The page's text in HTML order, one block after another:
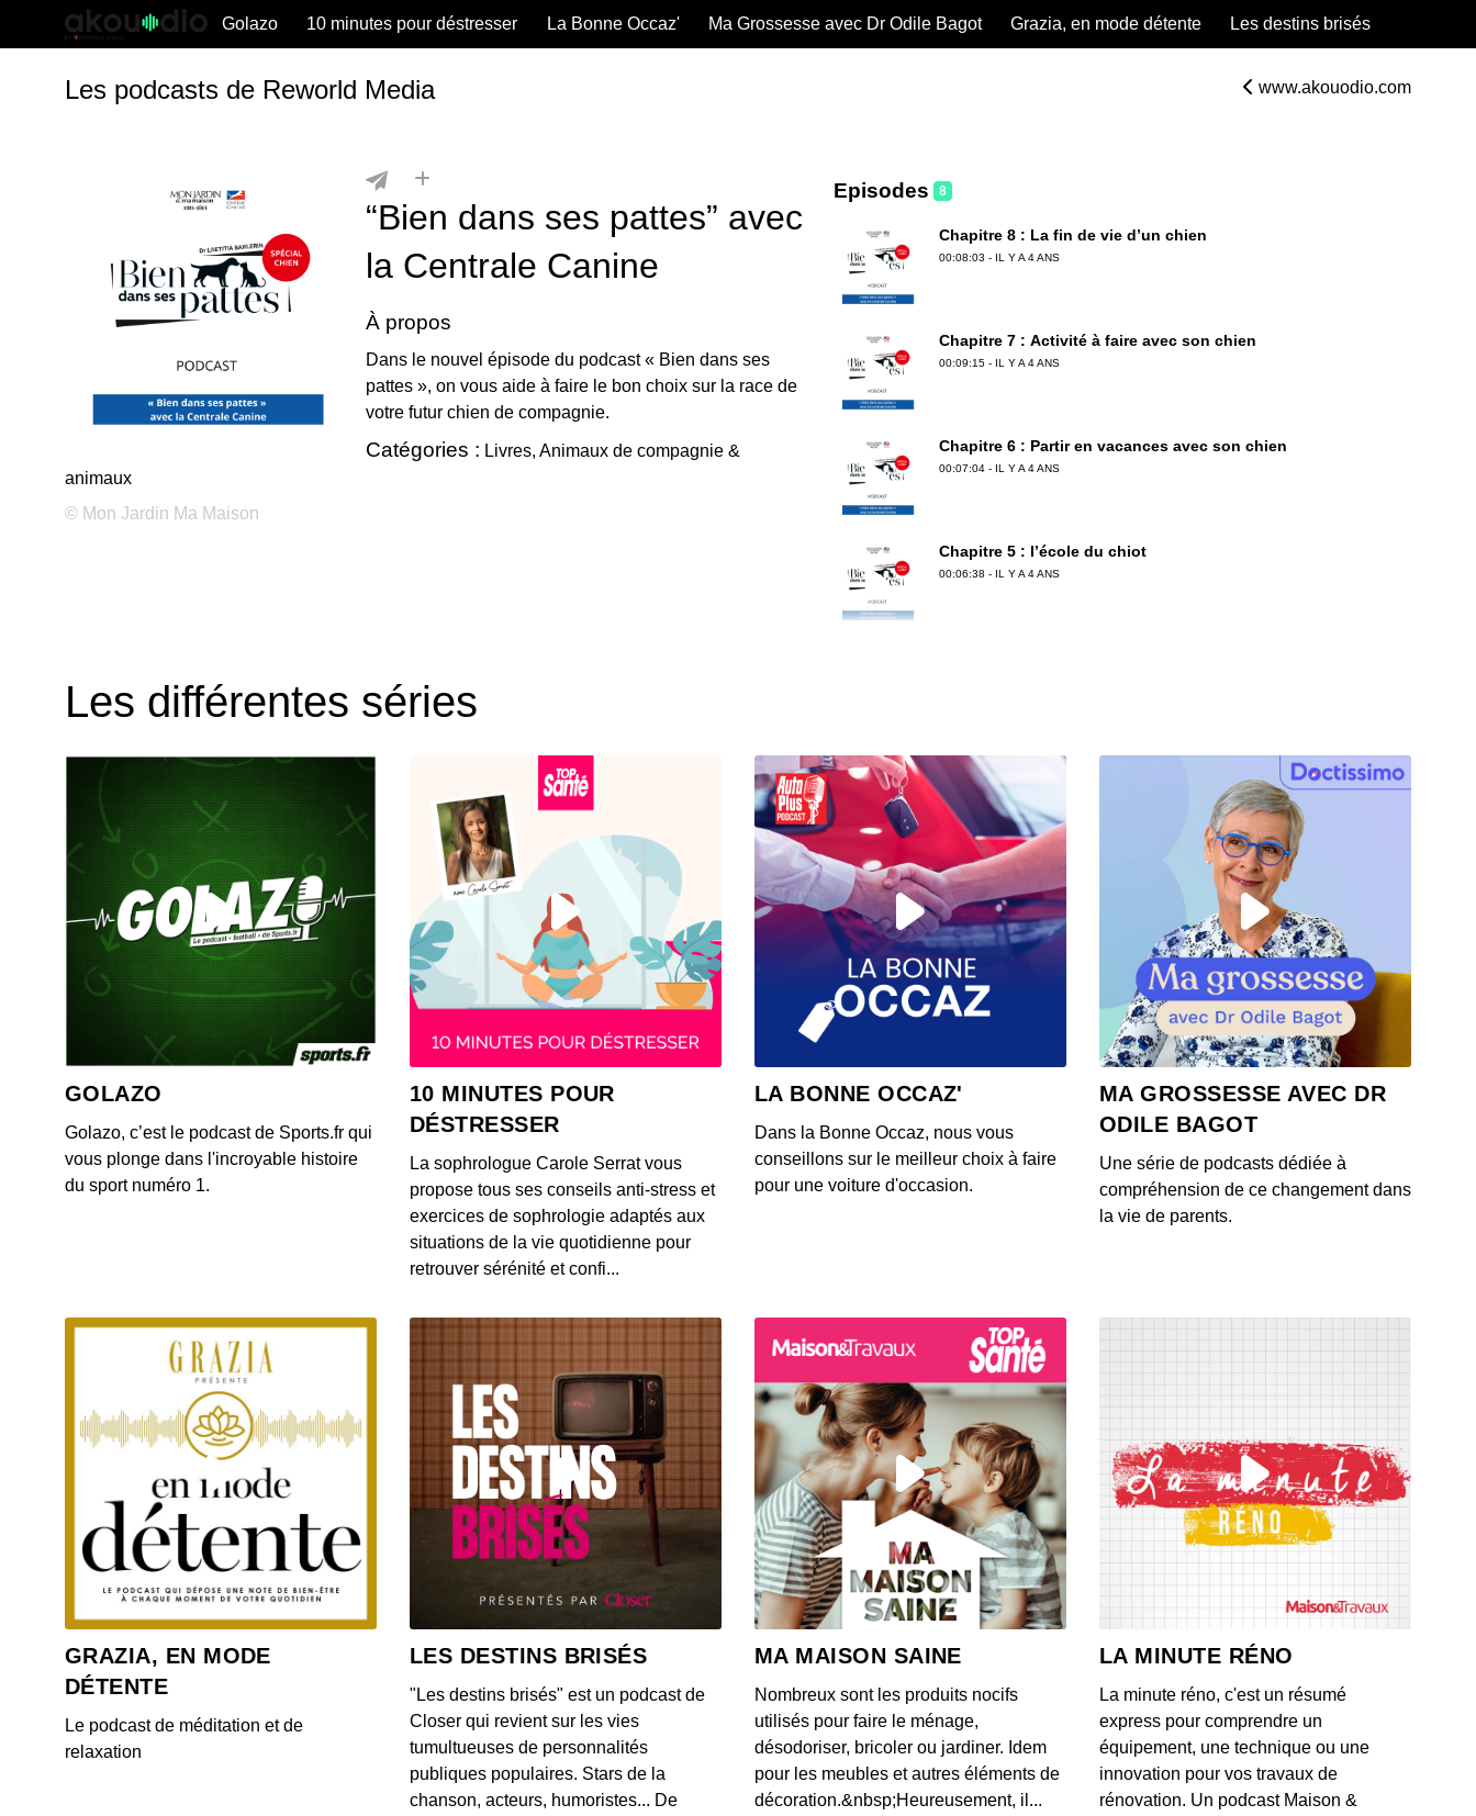
Golazo 10 minutes pour déstresser La Bonne Occaz' Ma Grossesse avec Dr Odile Bagot Grazia, en mode détente Les destins brisés
Les podcasts de Reworld Media www.akouodio.com
“Bien dans ses pattes” avec
la Centrale Canine
À propos
Dans le nouvel épisode du podcast « Bien dans ses
pattes », on vous aide à faire le bon choix sur la race de
votre futur chien de compagnie.
Catégories : Livres, Animaux de compagnie &
animaux
© Mon Jardin Ma Maison
Episodes 8
Chapitre 8 : La fin de vie d’un chien
00:08:03 - IL Y A 4 ANS
Chapitre 7 : Activité à faire avec son chien
00:09:15 - IL Y A 4 ANS
Chapitre 6 : Partir en vacances avec son chien
00:07:04 - IL Y A 4 ANS
Chapitre 5 : l’école du chiot
00:06:38 - IL Y A 4 ANS
Chapitre 3 : Les premiers jours du chiot à la maison :
l’apprentissage de la propreté
00:05:51 - IL Y A 4 ANS
Chapitre 2 : Où trouver son chien : attention aux arnaques
dans les petites annonces animalières
00:06:32 - IL Y A 4 ANS
Chapitre 1 : Choix d’une race : comment ne pas faire d’erreur ?
00:05:32 - IL Y A 4 ANS
Les différentes séries
GOLAZO
Golazo, c’est le podcast de Sports.fr qui
vous plonge dans l'incroyable histoire
du sport numéro 1.
10 MINUTES POUR
DÉSTRESSER
La sophrologue Carole Serrat vous
propose tous ses conseils anti-stress et
exercices de sophrologie adaptés aux
situations de la vie quotidienne pour
retrouver sérénité et confi...
LA BONNE OCCAZ'
Dans la Bonne Occaz, nous vous
conseillons sur le meilleur choix à faire
pour une voiture d'occasion.
MA GROSSESSE AVEC DR
ODILE BAGOT
Une série de podcasts dédiée à
compréhension de ce changement dans
la vie de parents.
GRAZIA, EN MODE
DÉTENTE
Le podcast de méditation et de
relaxation
LES DESTINS BRISÉS
"Les destins brisés" est un podcast de
Closer qui revient sur les vies
tumultueuses de personnalités
publiques populaires. Stars de la
chanson, acteurs, humoristes... De
MA MAISON SAINE
Nombreux sont les produits nocifs
utilisés pour faire le ménage,
désodoriser, bricoler ou jardiner. Idem
pour les meubles et autres éléments de
décoration.&nbsp;Heureusement, il...
LA MINUTE RÉNO
La minute réno, c'est un résumé
express pour comprendre un
équipement, une technique ou une
innovation pour vos travaux de
rénovation. Un podcast Maison &